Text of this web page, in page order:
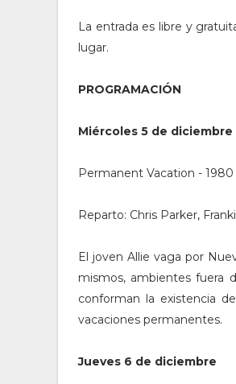
La entrada es libre y
lugar.
PROGRAMACIÓN
Miércoles 5 de diciembre
Permanent Vacation -
Reparto: Chris Parker,
El joven Allie vaga por
mismos, ambientes fuera
conforman la existencia
vacaciones permanentes.
Jueves 6 de diciembre